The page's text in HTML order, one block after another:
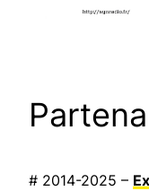
# 2014-2025 –